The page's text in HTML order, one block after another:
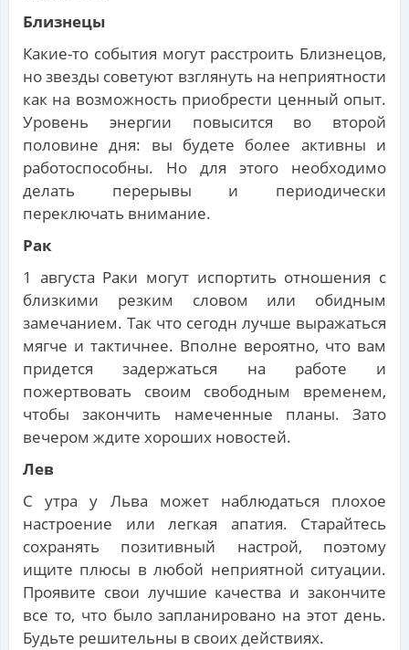
Близнецы
Какие-то события могут расстроить Близнецов,
но звезды советуют взглянуть на неприятности
как на возможность приобрести ценный опыт.
Уровень энергии повысится во второй
половине дня: вы будете более активны и
работоспособны. Но для этого необходимо
делать перерывы и периодически
переключать внимание.
Рак
1 августа Раки могут испортить отношения с
близкими резким словом или обидным
замечанием. Так что сегодн лучше выражаться
мягче и тактичнее. Вполне вероятно, что вам
придется задержаться на работе и
пожертвовать своим свободным временем,
чтобы закончить намеченные планы. Зато
вечером ждите хороших новостей.
Лев
С утра у Льва может наблюдаться плохое
настроение или легкая апатия. Старайтесь
сохранять позитивный настрой, поэтому
ищите плюсы в любой неприятной ситуации.
Проявите свои лучшие качества и закончите
все то, что было запланировано на этот день.
Будьте решительны в своих действиях.